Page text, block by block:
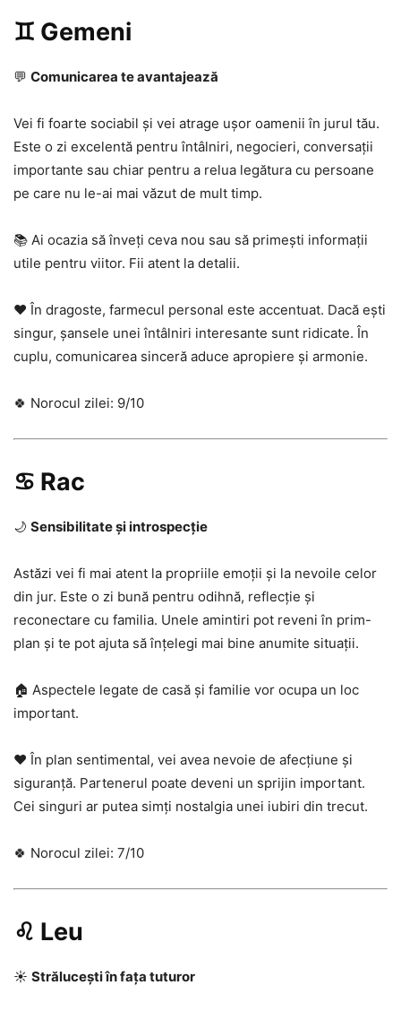
♊ Gemeni
💬 Comunicarea te avantajează
Vei fi foarte sociabil și vei atrage ușor oamenii în jurul tău.
Este o zi excelentă pentru întâlniri, negocieri, conversații
importante sau chiar pentru a relua legătura cu persoane
pe care nu le-ai mai văzut de mult timp.
📚 Ai ocazia să înveți ceva nou sau să primești informații
utile pentru viitor. Fii atent la detalii.
❤️ În dragoste, farmecul personal este accentuat. Dacă ești
singur, șansele unei întâlniri interesante sunt ridicate. În
cuplu, comunicarea sinceră aduce apropiere și armonie.
🍀 Norocul zilei: 9/10
♋ Rac
🌙 Sensibilitate și introspecție
Astăzi vei fi mai atent la propriile emoții și la nevoile celor
din jur. Este o zi bună pentru odihnă, reflecție și
reconectare cu familia. Unele amintiri pot reveni în prim-
plan și te pot ajuta să înțelegi mai bine anumite situații.
🏠 Aspectele legate de casă și familie vor ocupa un loc
important.
❤️ În plan sentimental, vei avea nevoie de afecțiune și
siguranță. Partenerul poate deveni un sprijin important.
Cei singuri ar putea simți nostalgia unei iubiri din trecut.
🍀 Norocul zilei: 7/10
♌ Leu
☀️ Strălucești în fața tuturor